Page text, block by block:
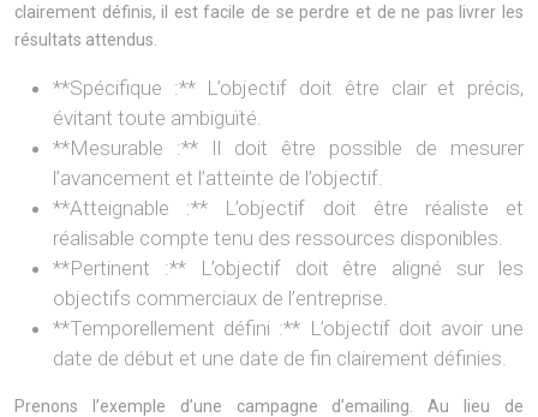
clairement définis, il est facile de se perdre et de ne pas livrer les
résultats attendus.
**Spécifique :** L’objectif doit être clair et précis,
évitant toute ambiguïté.
**Mesurable :** Il doit être possible de mesurer
l’avancement et l’atteinte de l’objectif.
**Atteignable :** L’objectif doit être réaliste et
réalisable compte tenu des ressources disponibles.
**Pertinent :** L’objectif doit être aligné sur les
objectifs commerciaux de l’entreprise.
**Temporellement défini :** L’objectif doit avoir une
date de début et une date de fin clairement définies.
Prenons l’exemple d’une campagne d’emailing. Au lieu de